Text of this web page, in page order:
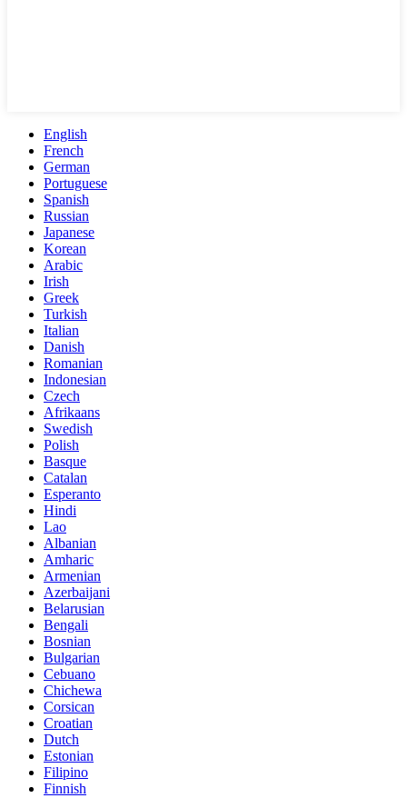
English
French
German
Portuguese
Spanish
Russian
Japanese
Korean
Arabic
Irish
Greek
Turkish
Italian
Danish
Romanian
Indonesian
Czech
Afrikaans
Swedish
Polish
Basque
Catalan
Esperanto
Hindi
Lao
Albanian
Amharic
Armenian
Azerbaijani
Belarusian
Bengali
Bosnian
Bulgarian
Cebuano
Chichewa
Corsican
Croatian
Dutch
Estonian
Filipino
Finnish